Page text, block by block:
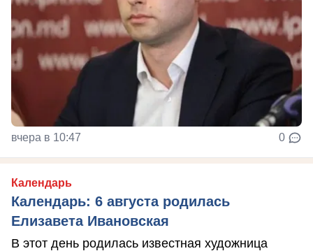
вчера в 10:47 0
Календарь
Календарь: 6 августа родилась
Елизавета Ивановская
В этот день родилась известная художница